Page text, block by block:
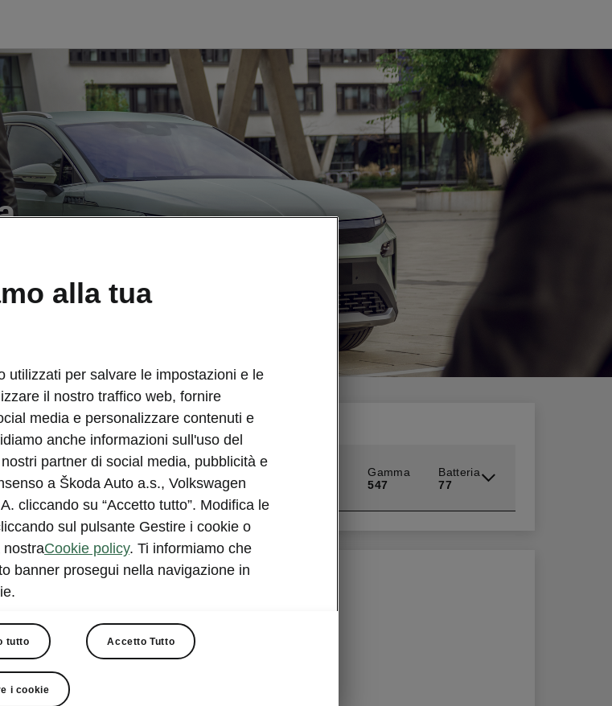
Enyaq Sportline
Sportline 85
Gamma
547
Batteria
77
€ 1.040
alla tua
utilizzati per salvare le impostazioni e le
il nostro traffico web, fornire
media e personalizzare contenuti e
anche informazioni sull'uso del
partner di social media, pubblicità e
a Škoda Auto a.s., Volkswagen
cliccando su “Accetto tutto”. Modifica le
sul pulsante Gestire i cookie o
nostraCookie policy. Ti informiamo che
banner prosegui nella navigazione in
tutto Accetto Tutto
i cookie